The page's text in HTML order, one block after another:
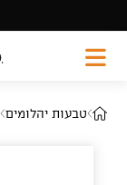
content
טבעות יהלומים